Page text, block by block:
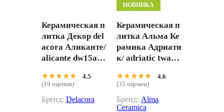
Керамическая п
литка Декор del
acora Аликанте/
alicante dw15alc
74
★★★★★
★★★★★
4.5
(19 оценок)
Бренд: Delacora
НОВИНКА
Керамическая п
литка Альма Ке
рамика Адриати
к/ adriatic twa30
0x60
★★★★★
★★★★★
4.6
(35 оценок)
Бренд: Alma
Ceramica